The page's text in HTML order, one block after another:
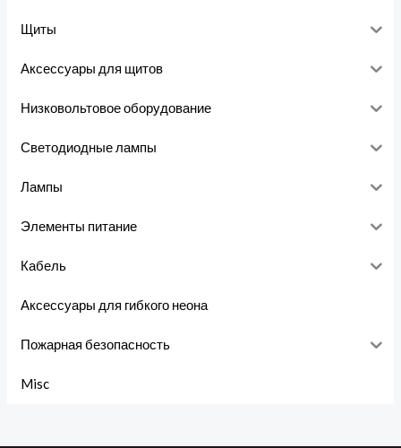
Щиты
Аксессуары для щитов
Низковольтовое оборудование
Светодиодные лампы
Лампы
Элементы питание
Кабель
Аксессуары для гибкого неона
Пожарная безопасность
Misc